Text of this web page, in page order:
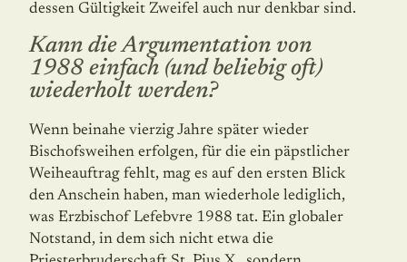
dessen Gültigkeit Zweifel auch nur denkbar sind.
Kann die Argumentation von
1988 einfach (und beliebig oft)
wiederholt werden?
Wenn beinahe vierzig Jahre später wieder
Bischofsweihen erfolgen, für die ein päpstli­cher
Weiheauftrag fehlt, mag es auf den ersten Blick
den Anschein haben, man wieder­hole lediglich,
was Erzbischof Lefebvre 1988 tat. Ein globaler
Notstand, in dem sich nicht etwa die